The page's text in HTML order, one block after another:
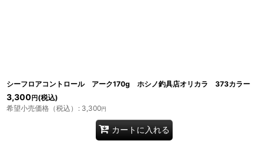
シーフロアコントロール アーク170g ホシノ釣具店オリカラ 373カラー
3,300 円 (税込)
希望小売価格（税込） : 3,300円
カートに入れる